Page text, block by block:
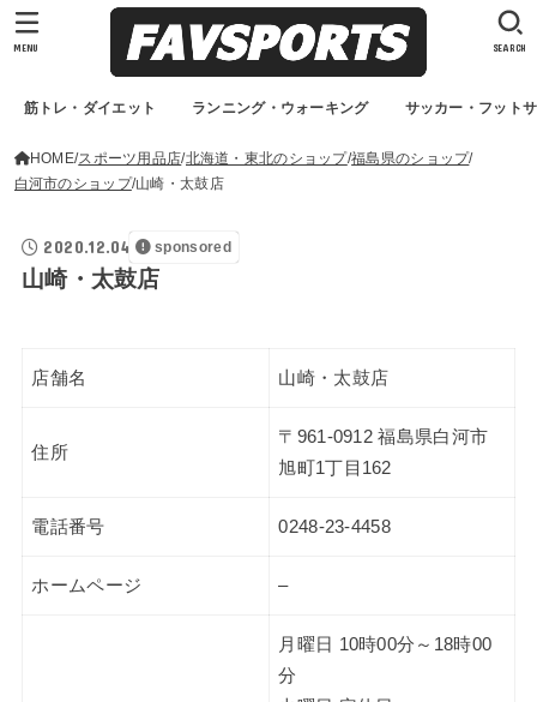
筋トレ・ダイエット ランニング・ウォーキング サッカー・フット
SEARCH
MENU
HOME スポーツ用品店 北海道・東北のショップ 福島県のショップ
白河市のショップ 山崎・太鼓店
2020.12.04 sponsored
山崎・太鼓店
店舗名 山崎・太鼓店
住所
〒961-0912 福島県白河市
旭町1丁目162
電話番号 0248-23-4458
ホームページ –
月曜日 10時00分～18時00
分